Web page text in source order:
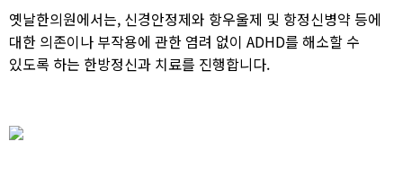
옛날한의원에서는, 신경안정제와 항우울제 및 항정신병약 등에
대한 의존이나 부작용에 관한 염려 없이 ADHD를 해소할 수
있도록 하는 한방정신과 치료를 진행합니다.